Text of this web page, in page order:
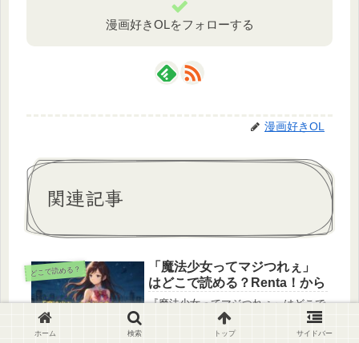
漫画好きOLをフォローする
漫画好きOL
関連記事
どこで読める？
「魔法少女ってマジつれぇ」
はどこで読める？Renta！から
『魔法少女ってマジつれぇ』はどこで
読める？最新の配信状況を調査した結
果、2025年現在はRenta！のみの独占
ホーム 検索 トップ サイドバー